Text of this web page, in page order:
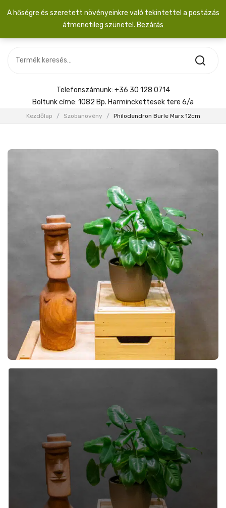
SZOBANÖVÉNY
KIEGÉSZÍTŐK
Menyasszonyi csokor
Telefonszámunk: +36 30 128 0714
Boltunk címe: 1082 Bp. Harminckettesek tere 6/a
Kezdőlap / Szobanövény / Philodendron Burle Marx 12cm
A hőségre és szeretett növényeinkre való tekintettel a postázás
átmenetileg szünetel. Bezárás